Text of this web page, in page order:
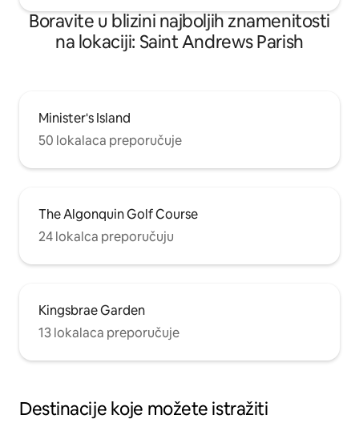
Boravite u blizini najboljih znamenitosti
na lokaciji: Saint Andrews Parish
Minister's Island
50 lokalaca preporučuje
The Algonquin Golf Course
24 lokalca preporučuju
Kingsbrae Garden
13 lokalaca preporučuje
Destinacije koje možete istražiti